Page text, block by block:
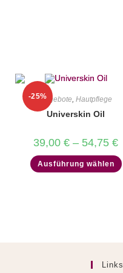
-25%Angebote Hautpflege
Universkin Oil
39,00€ – 54,75€
Ausführung wählen
Links